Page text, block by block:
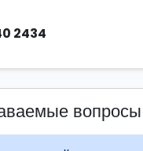
2434
вопросы